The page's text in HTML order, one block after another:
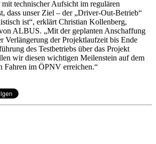
technischer Aufsicht im regulären
dass unser Ziel – der „Driver-Out-Betrieb“
ist“, erklärt Christian Kollenberg,
ALBUS. „Mit der geplanten Anschaffung
Verlängerung der Projektlaufzeit bis Ende
des Testbetriebs über das Projekt
wir diesen wichtigen Meilenstein auf dem
Fahren im ÖPNV erreichen.“